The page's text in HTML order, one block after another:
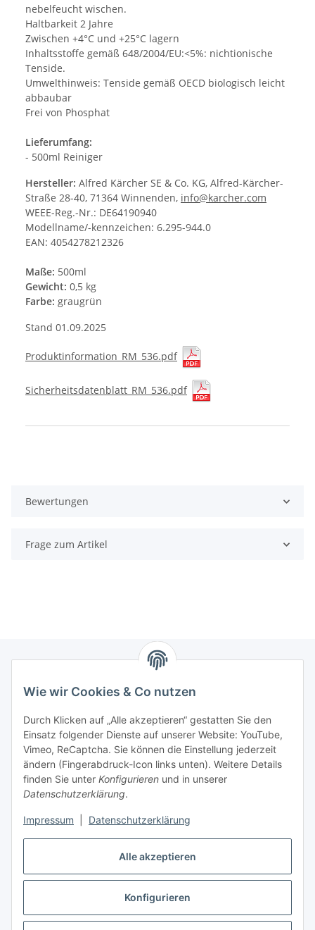
Alle akzeptieren
Konfigurieren
Wie wir Cookies & Co nutzen
Durch Klicken auf „Alle akzeptieren“ gestatten Sie den
Einsatz folgender Dienste auf unserer Website: YouTube,
Vimeo, ReCaptcha. Sie können die Einstellung jederzeit
ändern (Fingerabdruck-Icon links unten). Weitere Details
finden Sie unter Konfigurieren und in unserer
Datenschutzerklärung.
Impressum Datenschutzerklärung
nebelfeucht wischen.
Haltbarkeit 2 Jahre
Zwischen +4°C und +25°C lagern
Inhaltsstoffe gemäß 648/2004/EU:<5%: nichtionische
Tenside.
Umwelthinweis: Tenside gemäß OECD biologisch leicht
abbaubar
Frei von Phosphat
Lieferumfang:
- 500ml Reiniger
Hersteller: Alfred Kärcher SE & Co. KG, Alfred-Kärcher-
Straße 28-40, 71364 Winnenden, info@karcher.com
WEEE-Reg.-Nr.: DE64190940
Modellname/-kennzeichen: 6.295-944.0
EAN: 4054278212326
Maße: 500ml
Gewicht: 0,5 kg
Farbe: graugrün
Stand 01.09.2025
Produktinformation_RM_536.pdf
Sicherheitsdatenblatt_RM_536.pdf
Bewertungen
Frage zum Artikel
Zahlungsmöglichkeiten
Versandinformationen
Gesetzliche Informationen
Vertrag widerrufen
* Alle Preise inkl. gesetzlicher USt., zzgl.Versand